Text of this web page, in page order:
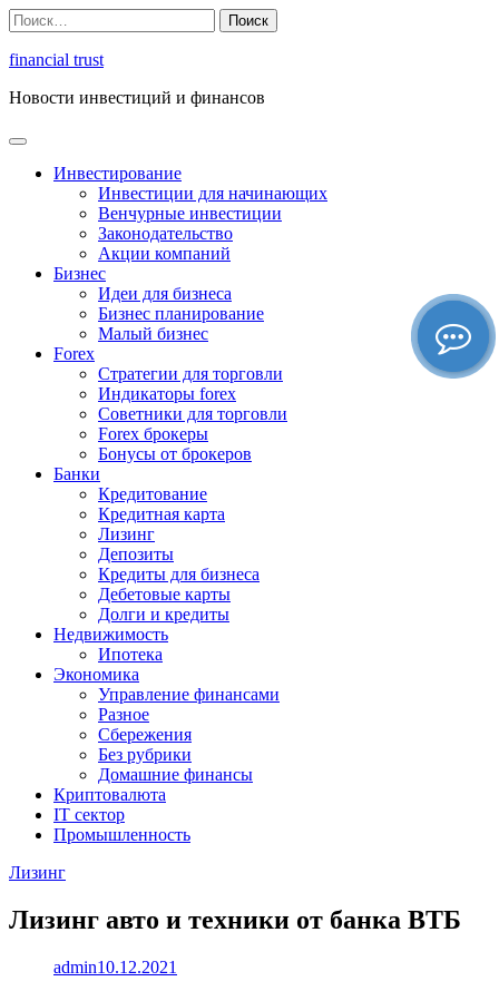
Перейти
к
содержимому
Найти:
financial trust
Новости инвестиций и финансов
Инвестирование
Инвестиции для начинающих
Венчурные инвестиции
Законодательство
Акции компаний
Бизнес
Идеи для бизнеса
Бизнес планирование
Малый бизнес
Forex
Стратегии для торговли
Индикаторы forex
Советники для торговли
Forex брокеры
Бонусы от брокеров
Банки
Кредитование
Кредитная карта
Лизинг
Депозиты
Кредиты для бизнеса
Дебетовые карты
Долги и кредиты
Недвижимость
Ипотека
Экономика
Управление финансами
Разное
Сбережения
Без рубрики
Домашние финансы
Криптовалюта
IT сектор
Промышленность
Лизинг
Лизинг авто и техники от банка ВТБ
admin10.12.2021